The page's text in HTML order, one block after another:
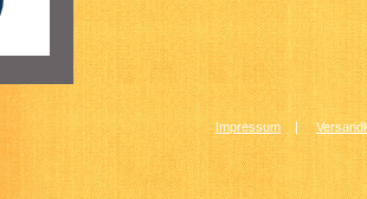
Impressum |